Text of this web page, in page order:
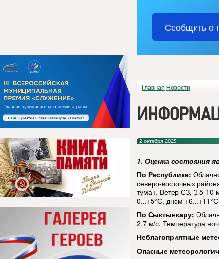
Сообщить о
Главная Новости
2 октября 2025
1. Оценка состояния
По Республике:
северо-восточных
туман. Ветер СЗ, З 5-10
0...+5°С, днем
По Сыктывкару:
2,7 м/с. Температура
Неблагоприятные
Опасные